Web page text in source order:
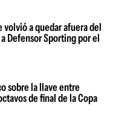
a quedar afuera del
Defensor Sporting por el
sobre la llave entre
de final de la Copa